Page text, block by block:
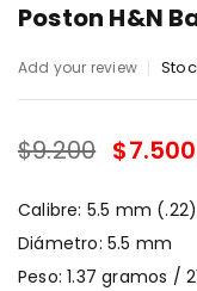
Poston H&N
Add your review
SALE ENDS IN:
$9.200 $7.500
Calibre: 5.5 mm (.22)
Diámetro: 5.5 mm
Peso: 1.37 gramos /